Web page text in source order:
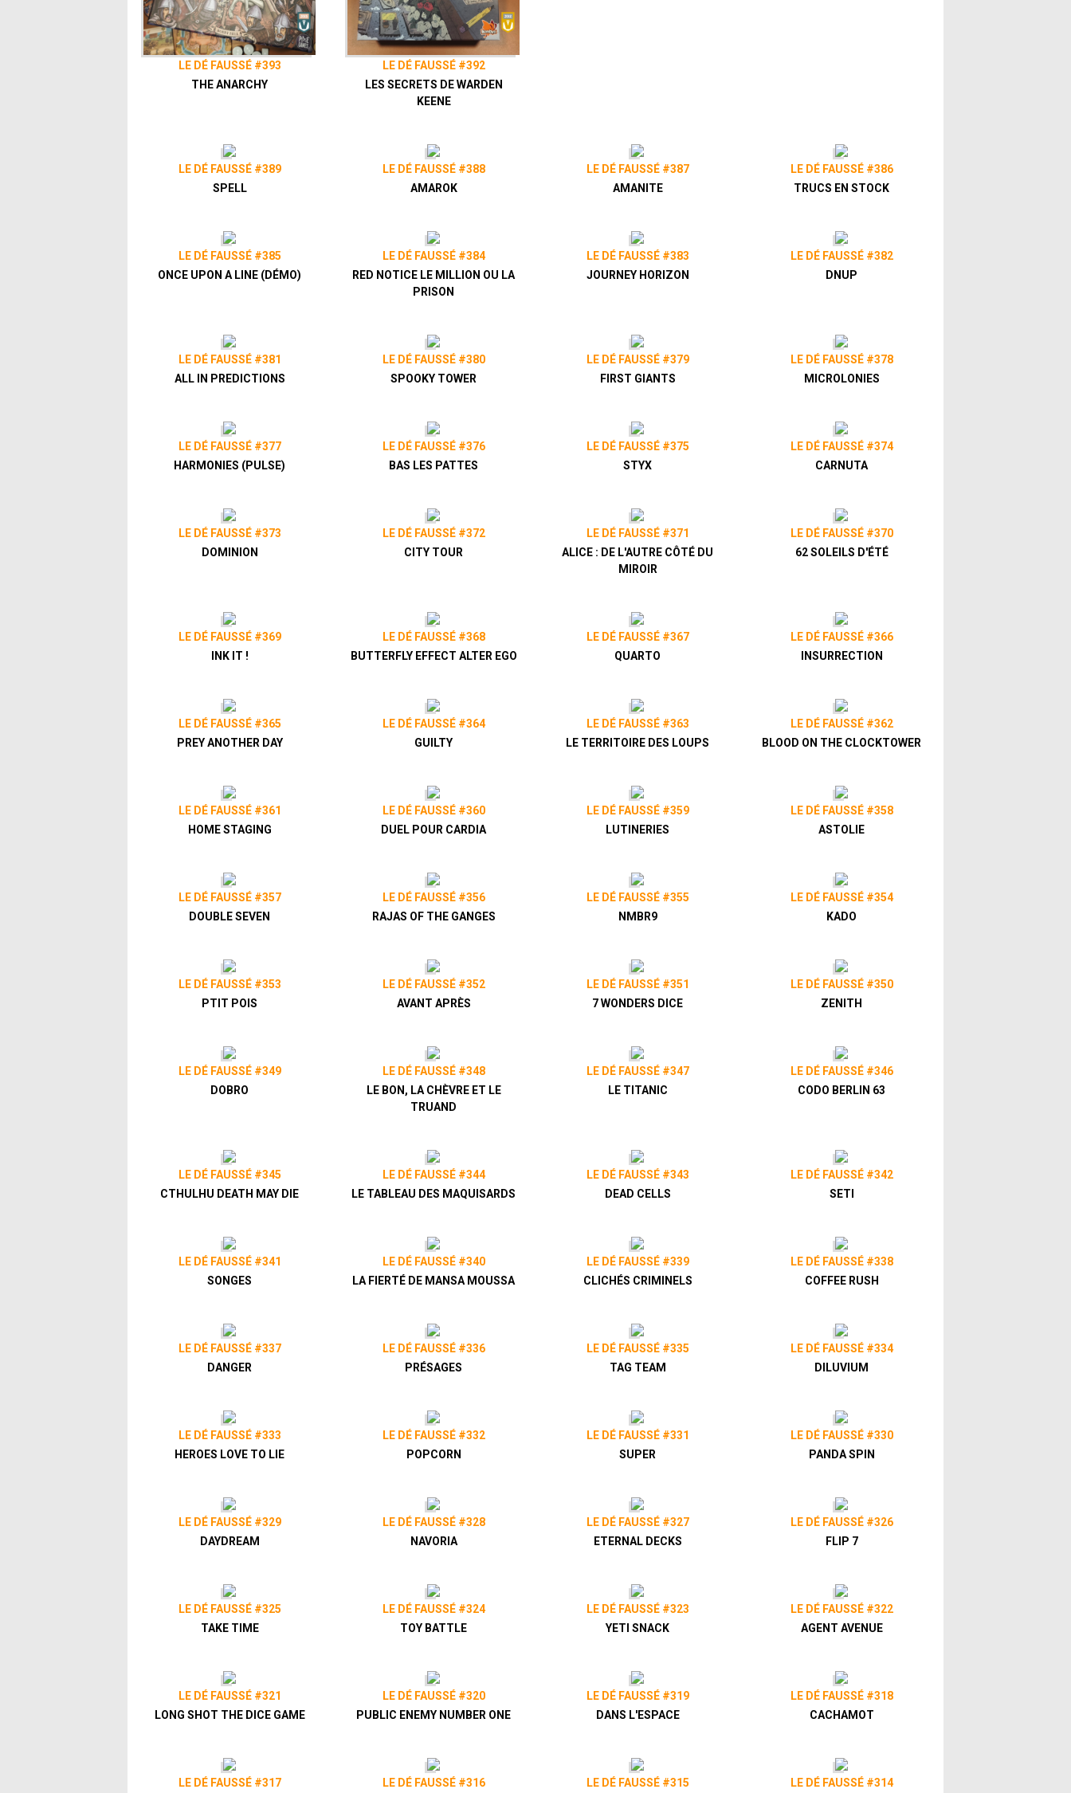
Twitter | @ledefausse
Instagram |Le Dé Faussé
| Facebook |Le Dé Faussé
LE DÉ FAUSSÉ #393
THE ANARCHY
LE DÉ FAUSSÉ #392
LES SECRETS DE WARDEN
KEENE
LE DÉ FAUSSÉ #389
SPELL
LE DÉ FAUSSÉ #388
AMAROK
LE DÉ FAUSSÉ #387
AMANITE
LE DÉ FAUSSÉ #386
TRUCS EN STOCK
LE DÉ FAUSSÉ #385
ONCE UPON A LINE (DÉMO)
LE DÉ FAUSSÉ #384
RED NOTICE LE MILLION OU LA
PRISON
LE DÉ FAUSSÉ #383
JOURNEY HORIZON
LE DÉ FAUSSÉ #382
DNUP
LE DÉ FAUSSÉ #381
ALL IN PREDICTIONS
LE DÉ FAUSSÉ #380
SPOOKY TOWER
LE DÉ FAUSSÉ #379
FIRST GIANTS
LE DÉ FAUSSÉ #378
MICROLONIES
LE DÉ FAUSSÉ #377
HARMONIES (PULSE)
LE DÉ FAUSSÉ #376
BAS LES PATTES
LE DÉ FAUSSÉ #375
STYX
LE DÉ FAUSSÉ #374
CARNUTA
LE DÉ FAUSSÉ #373
DOMINION
LE DÉ FAUSSÉ #372
CITY TOUR
LE DÉ FAUSSÉ #371
ALICE : DE L'AUTRE CÔTÉ DU
MIROIR
LE DÉ FAUSSÉ #370
62 SOLEILS D'ÉTÉ
LE DÉ FAUSSÉ #369
INK IT !
LE DÉ FAUSSÉ #368
BUTTERFLY EFFECT ALTER EGO
LE DÉ FAUSSÉ #367
QUARTO
LE DÉ FAUSSÉ #366
INSURRECTION
LE DÉ FAUSSÉ #365
PREY ANOTHER DAY
LE DÉ FAUSSÉ #364
GUILTY
LE DÉ FAUSSÉ #363
LE TERRITOIRE DES LOUPS
LE DÉ FAUSSÉ #362
BLOOD ON THE CLOCKTOWER
LE DÉ FAUSSÉ #361
HOME STAGING
LE DÉ FAUSSÉ #360
DUEL POUR CARDIA
LE DÉ FAUSSÉ #359
LUTINERIES
LE DÉ FAUSSÉ #358
ASTOLIE
LE DÉ FAUSSÉ #357
DOUBLE SEVEN
LE DÉ FAUSSÉ #356
RAJAS OF THE GANGES
LE DÉ FAUSSÉ #355
NMBR9
LE DÉ FAUSSÉ #354
KADO
LE DÉ FAUSSÉ #353
PTIT POIS
LE DÉ FAUSSÉ #352
AVANT APRÈS
LE DÉ FAUSSÉ #351
7 WONDERS DICE
LE DÉ FAUSSÉ #350
ZENITH
LE DÉ FAUSSÉ #349
DOBRO
LE DÉ FAUSSÉ #348
LE BON, LA CHÈVRE ET LE
TRUAND
LE DÉ FAUSSÉ #347
LE TITANIC
LE DÉ FAUSSÉ #346
CODO BERLIN 63
LE DÉ FAUSSÉ #345
CTHULHU DEATH MAY DIE
LE DÉ FAUSSÉ #344
LE TABLEAU DES MAQUISARDS
LE DÉ FAUSSÉ #343
DEAD CELLS
LE DÉ FAUSSÉ #342
SETI
LE DÉ FAUSSÉ #341
SONGES
LE DÉ FAUSSÉ #340
LA FIERTÉ DE MANSA MOUSSA
LE DÉ FAUSSÉ #339
CLICHÉS CRIMINELS
LE DÉ FAUSSÉ #338
COFFEE RUSH
LE DÉ FAUSSÉ #337
DANGER
LE DÉ FAUSSÉ #336
PRÉSAGES
LE DÉ FAUSSÉ #335
TAG TEAM
LE DÉ FAUSSÉ #334
DILUVIUM
LE DÉ FAUSSÉ #333
HEROES LOVE TO LIE
LE DÉ FAUSSÉ #332
POPCORN
LE DÉ FAUSSÉ #331
SUPER
LE DÉ FAUSSÉ #330
PANDA SPIN
LE DÉ FAUSSÉ #329
DAYDREAM
LE DÉ FAUSSÉ #328
NAVORIA
LE DÉ FAUSSÉ #327
ETERNAL DECKS
LE DÉ FAUSSÉ #326
FLIP 7
LE DÉ FAUSSÉ #325
TAKE TIME
LE DÉ FAUSSÉ #324
TOY BATTLE
LE DÉ FAUSSÉ #323
YETI SNACK
LE DÉ FAUSSÉ #322
AGENT AVENUE
LE DÉ FAUSSÉ #321
LONG SHOT THE DICE GAME
LE DÉ FAUSSÉ #320
PUBLIC ENEMY NUMBER ONE
LE DÉ FAUSSÉ #319
DANS L'ESPACE
LE DÉ FAUSSÉ #318
CACHAMOT
LE DÉ FAUSSÉ #317 LE DÉ FAUSSÉ #316 LE DÉ FAUSSÉ #315 LE DÉ FAUSSÉ #314